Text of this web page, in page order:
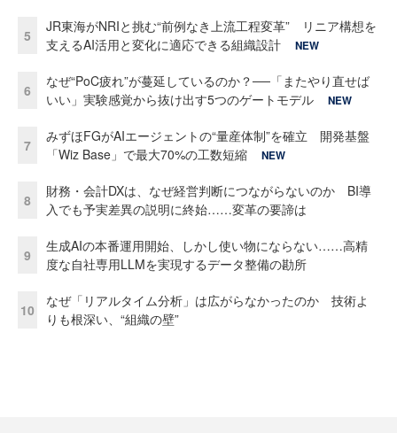
5
JR東海がNRIと挑む“前例なき上流工程変革” リニア構想を
支えるAI活用と変化に適応できる組織設計
NEW
6
なぜ“PoC疲れ”が蔓延しているのか？──「またやり直せば
いい」実験感覚から抜け出す5つのゲートモデル
NEW
7
みずほFGがAIエージェントの“量産体制”を確立 開発基盤
「Wiz Base」で最大70%の工数短縮
NEW
8
財務・会計DXは、なぜ経営判断につながらないのか BI導
入でも予実差異の説明に終始……変革の要諦は
9
生成AIの本番運用開始、しかし使い物にならない……高精
度な自社専用LLMを実現するデータ整備の勘所
10
なぜ「リアルタイム分析」は広がらなかったのか 技術よ
りも根深い、“組織の壁”